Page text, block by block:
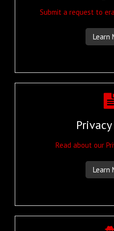
Submit a request to
Learn
Read about our
Learn